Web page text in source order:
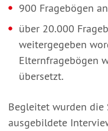
900 Fragebögen
über 20.000
weitergegeben
Elternfragebögen
übersetzt.
Begleitet wurden die
ausgebildete